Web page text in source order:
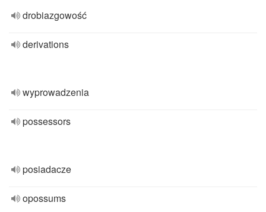
drobiazgowość
derivations
wyprowadzenia
possessors
posiadacze
opossums